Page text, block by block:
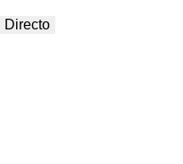
Directo